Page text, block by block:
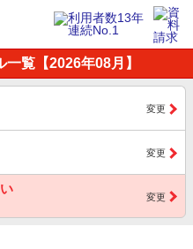
覧【2026年08月】
変更
変更
変更